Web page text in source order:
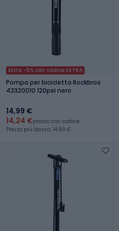
Extra -5% con codice EXTRA
Pompa per bicicletta Rockbros
42320010 120psi nero
14,99 €
14,24 €prezzo con codice
Prezzo più basso: 14,99 €